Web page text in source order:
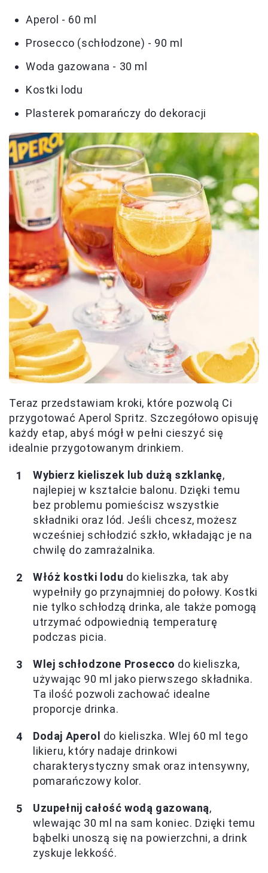
Aperol - 60 ml
Prosecco (schłodzone) - 90 ml
Woda gazowana - 30 ml
Kostki lodu
Plasterek pomarańczy do dekoracji
Teraz przedstawiam kroki, które pozwolą Ci
przygotować Aperol Spritz. Szczegółowo opisuję
każdy etap, abyś mógł w pełni cieszyć się
idealnie przygotowanym drinkiem.
Wybierz kieliszek lub dużą szklankę,
najlepiej w kształcie balonu. Dzięki temu
bez problemu pomieścisz wszystkie
składniki oraz lód. Jeśli chcesz, możesz
wcześniej schłodzić szkło, wkładając je na
chwilę do zamrażalnika.
Włóż kostki lodu do kieliszka, tak aby
wypełniły go przynajmniej do połowy. Kostki
nie tylko schłodzą drinka, ale także pomogą
utrzymać odpowiednią temperaturę
podczas picia.
Wlej schłodzone Prosecco do kieliszka,
używając 90 ml jako pierwszego składnika.
Ta ilość pozwoli zachować idealne
proporcje drinka.
Dodaj Aperol
do kieliszka. Wlej 60 ml tego
likieru, który nadaje drinkowi
charakterystyczny smak oraz intensywny,
pomarańczowy kolor.
Uzupełnij całość wodą gazowaną,
wlewając 30 ml na sam koniec. Dzięki temu
bąbelki unoszą się na powierzchni, a drink
zyskuje lekkość.